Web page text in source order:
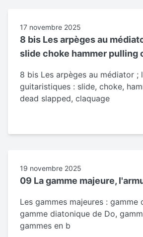
17 novembre 2025
8 bis Les arpèges au
slide choke hammer pulling
8 bis Les arpèges au médiator ;
guitaristiques : slide, choke,
dead slapped, claquage
19 novembre 2025
09 La gamme majeure,
Les gammes majeures : gamme
gamme diatonique de Do,
gammes en b